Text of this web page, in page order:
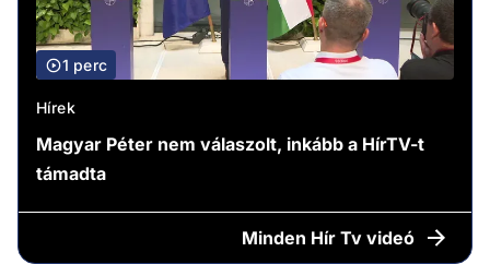
1 perc
Hírek
Magyar Péter nem válaszolt, inkább a HírTV-t
támadta
Minden Hír Tv videó